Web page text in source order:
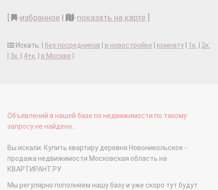
-избранное | -показать на карте
Искать: | без посредников в новостройке комнату 1к.
2к.
3к. 4+к. в Москве
Объявлений в нашей базе по недвижимости по такому
запросу не найдено...
Вы искали: Купить квартиру деревня Новоникольское -
продажа недвижимости Московская область на
КВАРТИРАНТ.РУ
Мы регулярно пополняем нашу базу и уже скоро тут будут